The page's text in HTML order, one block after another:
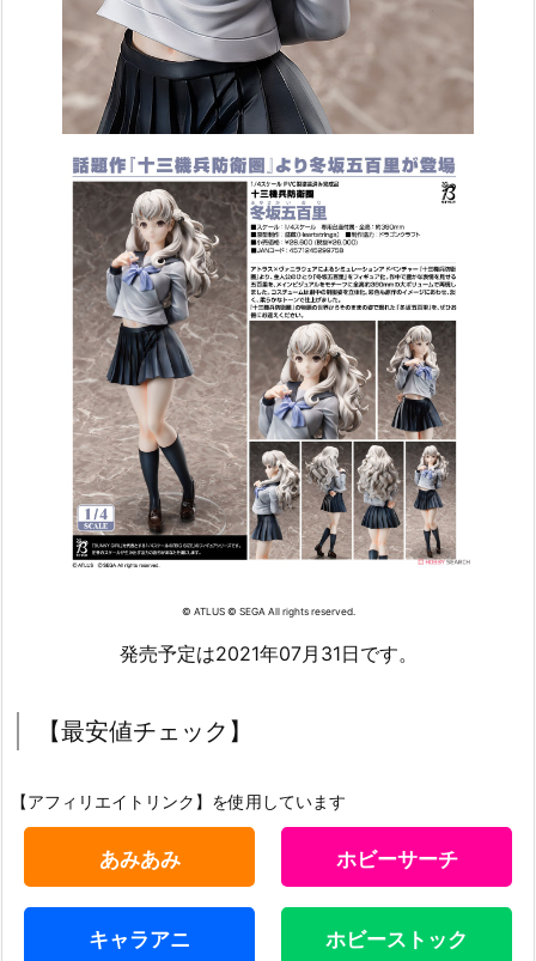
© ATLUS © SEGA All rights reserved.
発売予定は2021年07月31日です。
【最安値チェック】
【アフィリエイトリンク】を使用しています
あみあみ ホビーサーチ
キャラアニ ホビーストック